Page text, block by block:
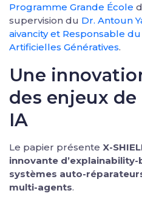
Programme Grande École
supervision du Dr. Antoun
aivancity et Responsable
Artificielles Génératives.
Une
des enjeux
IA
Le papier présente X-
innovante
systèmes auto-
multi-agents.